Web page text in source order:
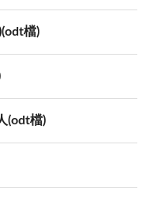
檔)
(odt檔)